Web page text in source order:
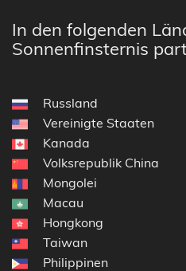
In den folgenden
Sonnenfinsternis
Russland
Vereinigte Staaten
Kanada
Volksrepublik China
Mongolei
Macau
Hongkong
Taiwan
Philippinen